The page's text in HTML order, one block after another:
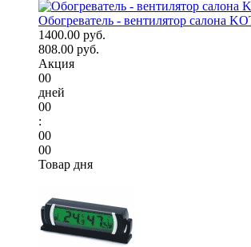
Обогреватель - вентилятор салона
1400.00 руб.
808.00 руб.
Акция
00
дней
00
:
00
00
Товар дня